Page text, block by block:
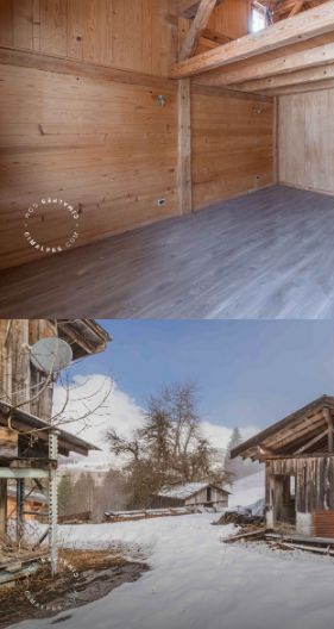
Panorama 2026
Etude annuelle de l'immobilier de
En savoir plus
Où trouver les plus beaux spots de ski
françaises ?
Vous attendez les chutes de neige comme
du soleil ? Vous snobez les pistes damées
grands espaces vierges de traces ? Vous
ces adeptes du ski hors-piste. Découvrez
mythiques où la poudreuse se mérite - et